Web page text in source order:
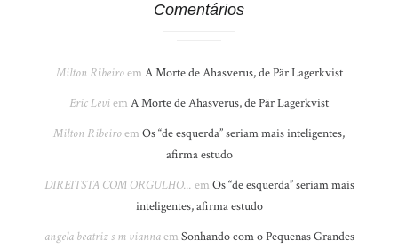
Comentários
Milton Ribeiroem A Morte de Ahasverus, de Pär Lagerkvist
Eric Leviem A Morte de Ahasverus, de Pär Lagerkvist
Milton Ribeiroem Os “de esquerda” seriam mais inteligentes,
afirma estudo
DIREITSTA COM ORGULHO... em Os “de esquerda” seriam mais
inteligentes, afirma estudo
angela beatriz s m viannaem Sonhando com o Pequenas Grandes